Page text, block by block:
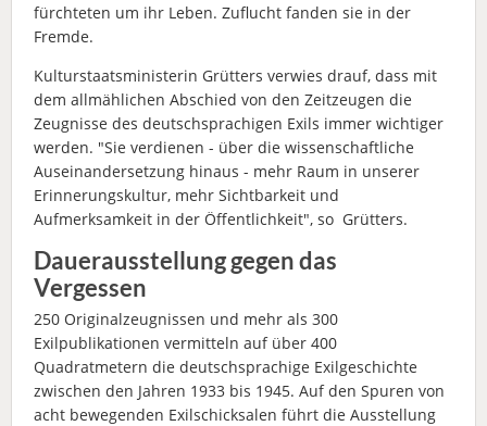
fürchteten um ihr Leben. Zuflucht fanden sie in der
Fremde.
Kulturstaatsministerin Grütters verwies drauf, dass mit
dem allmählichen Abschied von den Zeitzeugen die
Zeugnisse des deutschsprachigen Exils immer wichtiger
werden. "Sie verdienen - über die wissenschaftliche
Auseinandersetzung hinaus - mehr Raum in unserer
Erinnerungskultur, mehr Sichtbarkeit und
Aufmerksamkeit in der Öffentlichkeit", so Grütters.
Dauerausstellung gegen das
Vergessen
250 Originalzeugnissen und mehr als 300
Exilpublikationen vermitteln auf über 400
Quadratmetern die deutschsprachige Exilgeschichte
zwischen den Jahren 1933 bis 1945. Auf den Spuren von
acht bewegenden Exilschicksalen führt die Ausstellung